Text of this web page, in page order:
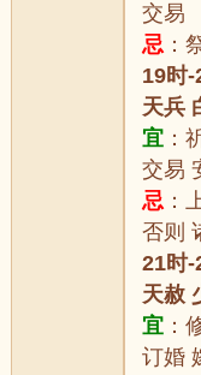
交易
忌 ：
19时-
天兵
宜 ：
交易
忌 ：
否则
21时-
天赦
宜 ：
订婚